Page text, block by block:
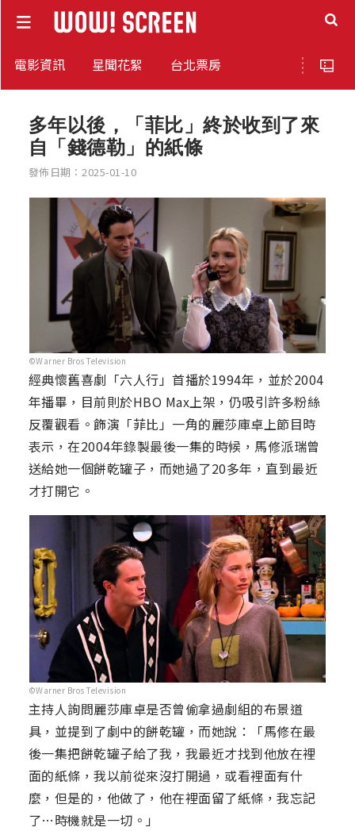
電影資訊 星聞花絮 台北票房
多年以後，「菲比」終於收到了來
自「錢德勒」的紙條
發佈日期：2025-01-10
©Warner Bros Television
經典懷舊喜劇「六人行」首播於1994年，並於2004
年播畢，目前則於HBO Max上架，仍吸引許多粉絲
反覆觀看。飾演「菲比」一角的麗莎庫卓上節目時
表示，在2004年錄製最後一集的時候，馬修派瑞曾
送給她一個餅乾罐子，而她過了20多年，直到最近
才打開它。
©Warner Bros Television
主持人詢問麗莎庫卓是否曾偷拿過劇組的布景道
具，並提到了劇中的餅乾罐，而她說：「馬修在最
後一集把餅乾罐子給了我，我最近才找到他放在裡
面的紙條，我以前從來沒打開過，或看裡面有什
麼，但是的，他做了，他在裡面留了紙條，我忘記
了…時機就是一切。」